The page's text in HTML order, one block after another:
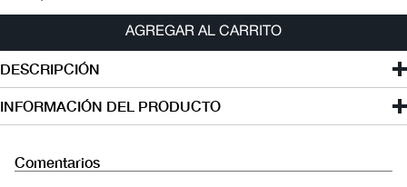
AGREGAR AL CARRITO
DESCRIPCIÓN
INFORMACIÓN DEL PRODUCTO
Comentarios